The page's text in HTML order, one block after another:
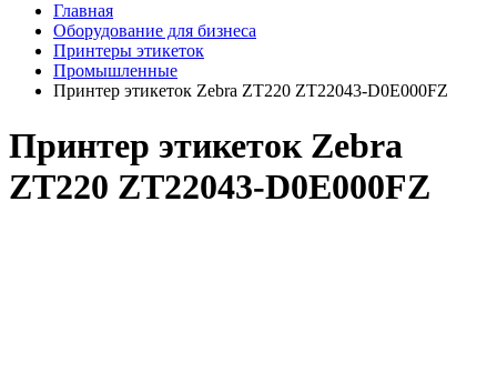
Главная
Оборудование для бизнеса
Принтеры этикеток
Промышленные
Принтер этикеток Zebra ZT220 ZT22043-D0E000FZ
Принтер этикеток Zebra
ZT220 ZT22043-D0E000FZ